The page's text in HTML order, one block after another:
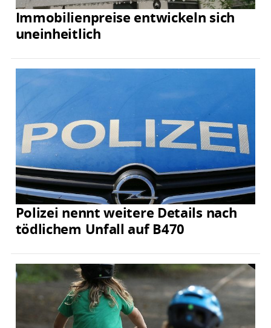
Immobilienpreise entwickeln sich
uneinheitlich
Polizei nennt weitere Details nach
tödlichem Unfall auf B470